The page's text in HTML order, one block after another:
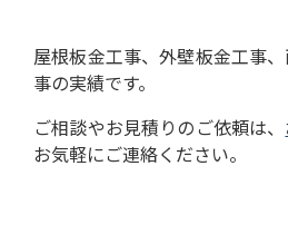
屋根板金工事、外壁板金工事
事の実績です。
ご相談やお見積りのご依頼は、
お気軽にご連絡ください。